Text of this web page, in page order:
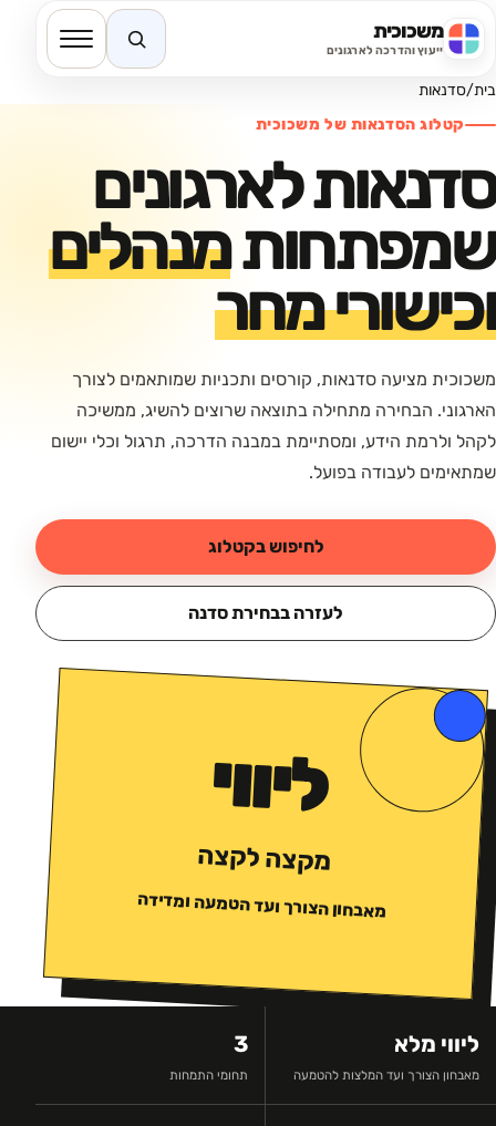
משכוכית
ייעוץ והדרכה לארגוניםחיפוש באתר
בית/סדנאות
קטלוג הסדנאות של משכוכית
סדנאות לארגונים
שמפתחותמנהלים
וכישורי מחר
משכוכית מציעה סדנאות, קורסים ותכניות שמותאמים לצורך
הארגוני. הבחירה מתחילה בתוצאה שרוצים להשיג, ממשיכה
לקהל ולרמת הידע, ומסתיימת במבנה הדרכה, תרגול וכלי יישום
שמתאימים לעבודה בפועל.
לחיפוש בקטלוג
לעזרה בבחירת סדנה
ליווי
מקצה לקצה
מאבחון הצורך ועד הטמעה ומדידה
ליווי מלא
מאבחון הצורך ועד המלצות להטמעה
3
תחומי התמחות